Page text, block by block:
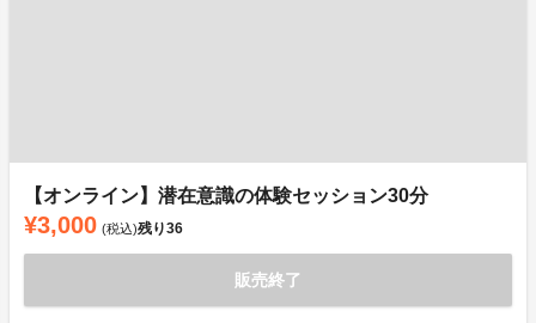
【オンライン】潜在意識の体験セッション30分
¥3,000 (税込)残り36
販売終了